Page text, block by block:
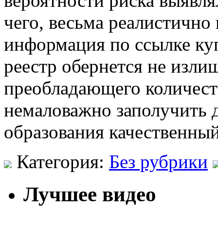
чего, весьма реалистично
информация по ссылке
реестр обернется не
преобладающего
немаловажно заполучить
образования
Категория: Без рубрики
Лучшее видео